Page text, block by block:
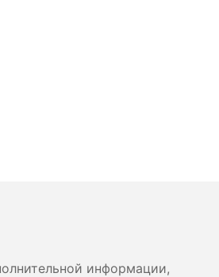
информации,